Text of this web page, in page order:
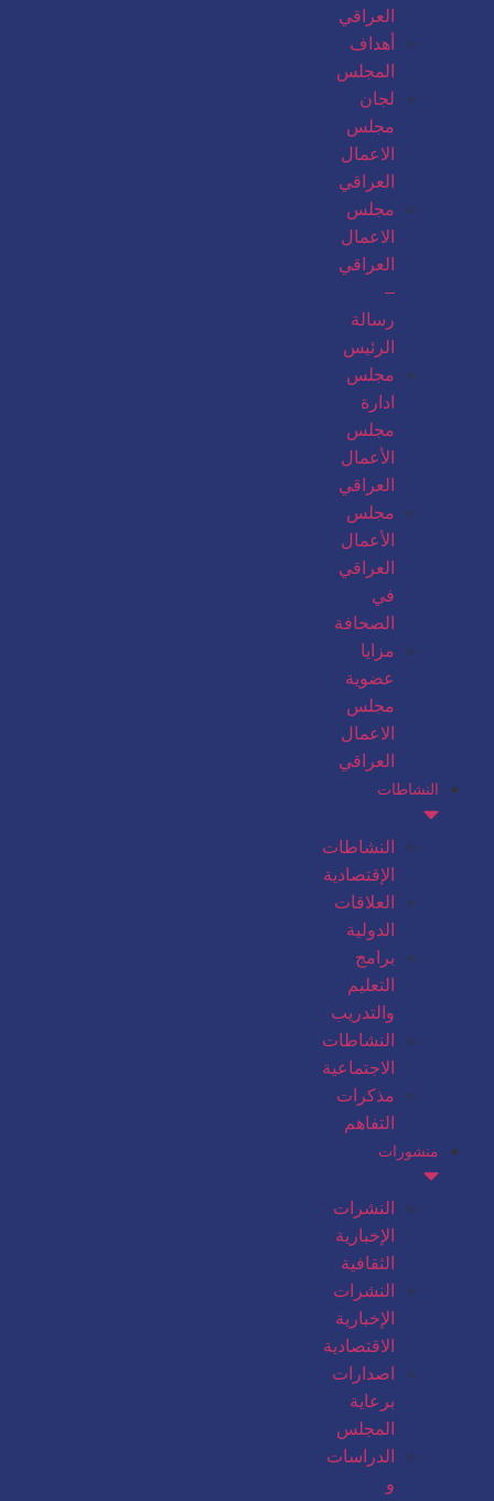
العراقي
أهداف
المجلس
لجان
مجلس
الاعمال
العراقي
مجلس
الاعمال
العراقي
–
رسالة
الرئيس
مجلس
ادارة
مجلس
الأعمال
العراقي
مجلس
الأعمال
العراقي
في
الصحافة
مزايا
عضوية
مجلس
الاعمال
العراقي
النشاطات
النشاطات
الإقتصادية
العلاقات
الدولية
برامج
التعليم
والتدريب
النشاطات
الاجتماعية
مذكرات
التفاهم
منشورات
النشرات
الإخبارية
الثقافية
النشرات
الإخبارية
الاقتصادية
اصدارات
برعاية
المجلس
الدراسات
و